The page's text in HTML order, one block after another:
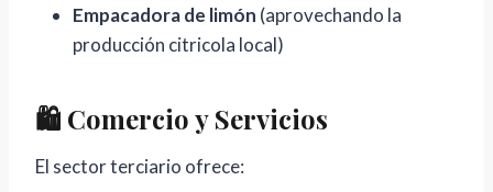
Empacadora de limón (aprovechando la
producción citricola local)
🛍️ Comercio y Servicios
El sector terciario ofrece: